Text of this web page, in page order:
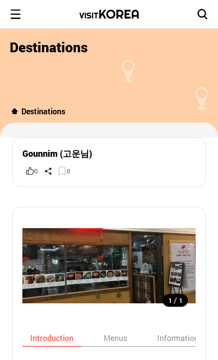
Destinations
Destinations
Gounnim (고운님)
0 0
1 / 1
Introduction Menus Informations